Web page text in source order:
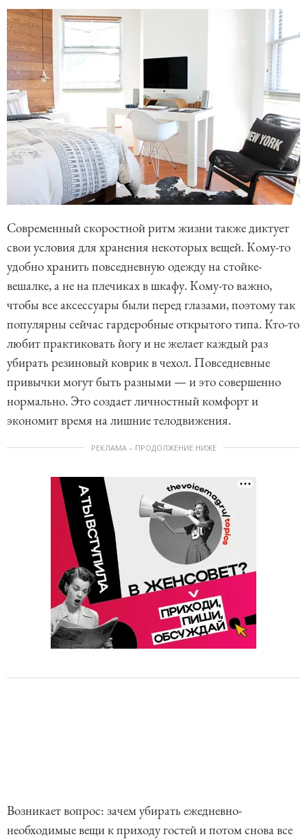
Современный скоростной ритм жизни также диктует
свои условия для хранения некоторых вещей. Кому-то
удобно хранить повседневную одежду на стойке-
вешалке, а не на плечиках в шкафу. Кому-то важно,
чтобы все аксессуары были перед глазами, поэтому так
популярны сейчас гардеробные открытого типа. Кто-то
любит практиковать йогу и не желает каждый раз
убирать резиновый коврик в чехол. Повседневные
привычки могут быть разными — и это совершенно
нормально. Это создает личностный комфорт и
экономит время на лишние телодвижения.
РЕКЛАМА – ПРОДОЛЖЕНИЕ НИЖЕ
Возникает вопрос: зачем убирать ежедневно-
необходимые вещи к приходу гостей и потом снова все